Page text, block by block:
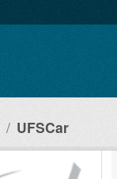
UFSCar